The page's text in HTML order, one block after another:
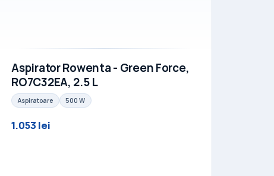
Aspirator Rowenta - Green Force,
RO7C32EA, 2.5 L
Aspiratoare 500 W
1.053 lei